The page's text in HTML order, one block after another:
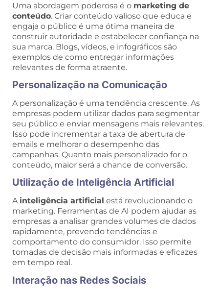
Uma abordagem poderosa é o marketing de
conteúdo. Criar conteúdo valioso que educa e
engaja o público é uma ótima maneira de
construir autoridade e estabelecer confiança na
sua marca. Blogs, vídeos, e infográficos são
exemplos de como entregar informações
relevantes de forma atraente.
Personalização na Comunicação
A personalização é uma tendência crescente. As
empresas podem utilizar dados para segmentar
seu público e enviar mensagens mais relevantes.
Isso pode incrementar a taxa de abertura de
emails e melhorar o desempenho das
campanhas. Quanto mais personalizado for o
conteúdo, maior será a chance de conversão.
Utilização de Inteligência Artificial
A inteligência artificial está revolucionando o
marketing. Ferramentas de AI podem ajudar as
empresas a analisar grandes volumes de dados
rapidamente, prevendo tendências e
comportamento do consumidor. Isso permite
tomadas de decisão mais informadas e eficazes
em tempo real.
Interação nas Redes Sociais